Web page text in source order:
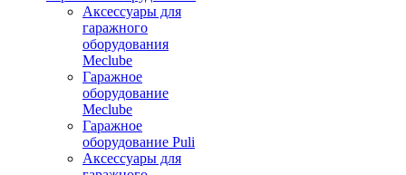
Аксессуары для
гаражного
оборудования
Meclube
Гаражное
оборудование
Meclube
Гаражное
оборудование Puli
Аксессуары для